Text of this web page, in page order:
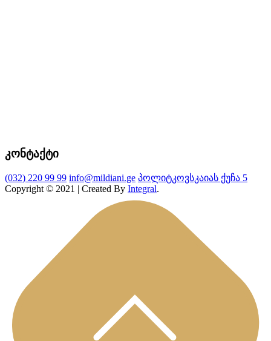
კონტაქტი
(032) 220 99 99 info@mildiani.ge პოლიტკოვსკაიას ქუჩა 5
Copyright © 2021 | Created By Integral.